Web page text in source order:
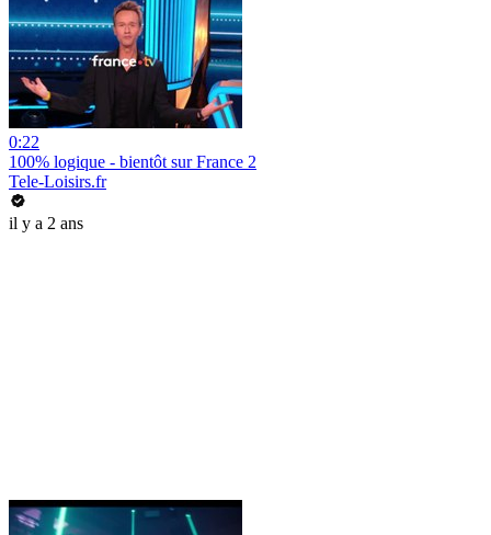
0:22
100% logique - bientôt sur France 2
Tele-Loisirs.fr
il y a 2 ans